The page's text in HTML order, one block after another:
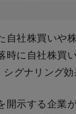
社株買いや
に自社株買
グナリング効
示する企業